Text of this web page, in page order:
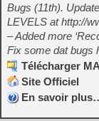
Bugs (11th).
LEVELS at http://
– Added more
Fix some dat bugs
Télécharger
Site Officiel
En savoir